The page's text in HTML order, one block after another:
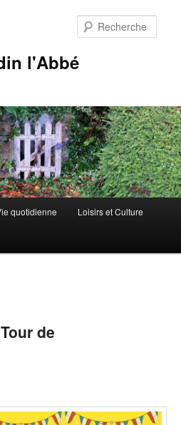
l'Abbé
quotidienne Loisirs et Culture
de